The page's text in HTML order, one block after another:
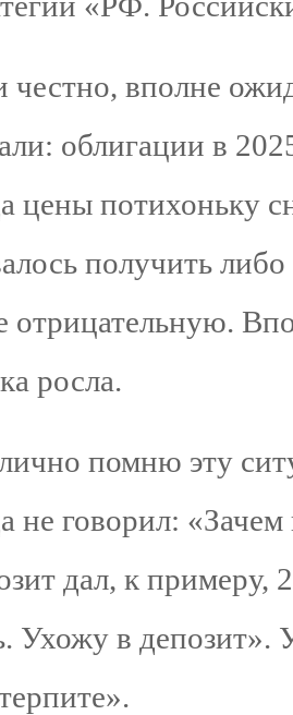
честно, вполне
облигации в
цены потихоньку
получить
отрицательную.
росла.
помню эту
не говорил:
дал, к
Ухожу в депозит».